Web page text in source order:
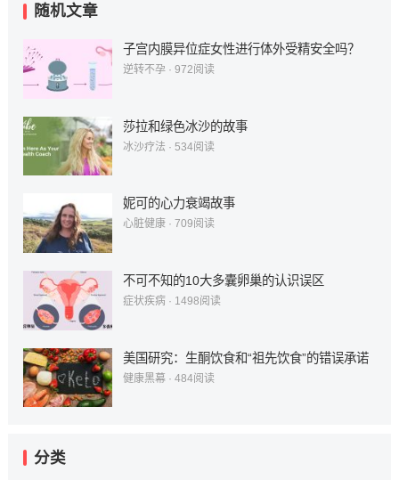
随机文章
子宫内膜异位症女性进行体外受精安全吗？
逆转不孕· 972阅读
莎拉和绿色冰沙的故事
冰沙疗法 · 534阅读
妮可的心力衰竭故事
心脏健康· 709阅读
不可不知的10大多囊卵巢的认识误区
症状疾病· 1498阅读
美国研究：生酮饮食和“祖先饮食”的错误承诺
健康黑幕· 484阅读
分类